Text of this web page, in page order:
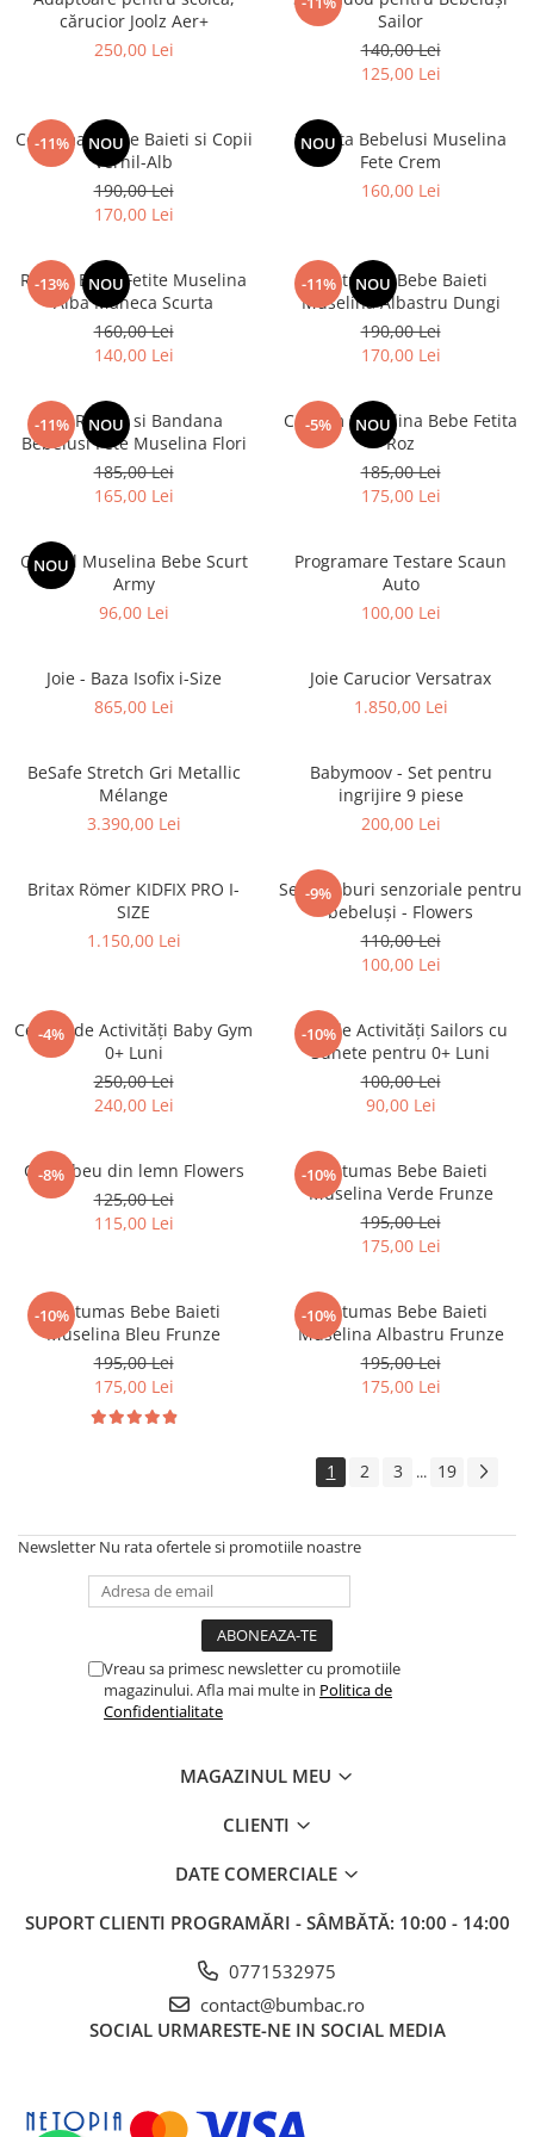
cărucior Joolz Aer+
250,00 Lei
Sailor
140,00 Lei
125,00 Lei
-11% NOU
Costumas Bebe Baieti si Copii
Vernil-Alb
190,00 Lei
170,00 Lei
NOU
Rochita Bebelusi Muselina
Fete Crem
160,00 Lei
-13% NOU
Rochie Bebe Fetite Muselina
Alba Maneca Scurta
160,00 Lei
140,00 Lei
-11% NOU
Costumas Bebe Baieti
Muselina Albastru Dungi
190,00 Lei
170,00 Lei
-11% NOU
Set Rochie si Bandana
Bebelusi Fete Muselina Flori
185,00 Lei
165,00 Lei
-5% NOU
Costum Muselina Bebe Fetita
Roz
185,00 Lei
175,00 Lei
NOU
Overall Muselina Bebe Scurt
Army
96,00 Lei
Programare Testare Scaun
Auto
100,00 Lei
Joie - Baza Isofix i-Size
865,00 Lei
Joie Carucior Versatrax
1.850,00 Lei
BeSafe Stretch Gri Metallic
Mélange
3.390,00 Lei
Babymoov - Set pentru
ingrijire 9 piese
200,00 Lei
Britax Römer KIDFIX PRO I-
SIZE
1.150,00 Lei
-9%
Set 4 cuburi senzoriale pentru
bebeluși - Flowers
110,00 Lei
100,00 Lei
-4%
Centru de Activități Baby Gym
0+ Luni
250,00 Lei
240,00 Lei
-10%
Cub de Activități Sailors cu
Sunete pentru 0+ Luni
100,00 Lei
90,00 Lei
-8%
Curcubeu din lemn Flowers
125,00 Lei
115,00 Lei
-10%
Costumas Bebe Baieti
Muselina Verde Frunze
195,00 Lei
175,00 Lei
-10%
Costumas Bebe Baieti
Muselina Bleu Frunze
195,00 Lei
175,00 Lei
-10%
Costumas Bebe Baieti
Muselina Albastru Frunze
195,00 Lei
175,00 Lei
1 2 3 ... 19
Newsletter Nu rata ofertele si promotiile noastre
Vreau sa primesc newsletter cu promotiile
magazinului. Afla mai multe in Politica de
Confidentialitate
MAGAZINUL MEU
CLIENTI
DATE COMERCIALE
SUPORT CLIENTI PROGRAMĂRI - SÂMBĂTĂ: 10:00 - 14:00
0771532975
contact@bumbac.ro
SOCIAL URMARESTE-NE IN SOCIAL MEDIA